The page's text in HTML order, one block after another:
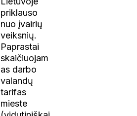
priklauso
nuo įvairių
veiksnių.
Paprastai
skaičiuojam
as darbo
valandų
tarifas
mieste